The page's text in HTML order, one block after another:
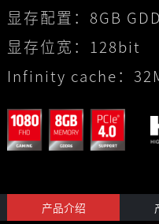
显存配置： 8GB
显存位宽： 128bit
Infinity cache：
产品介绍